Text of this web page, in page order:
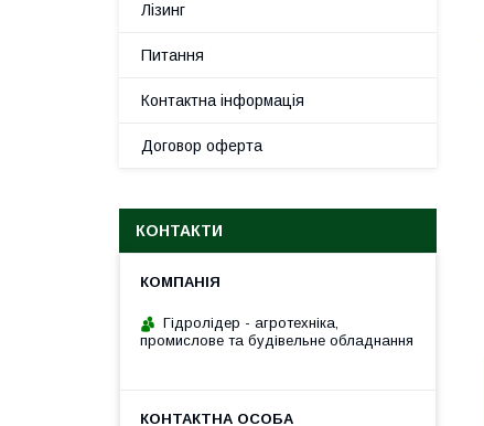
Лізинг
Питання
Контактна інформація
Договор оферта
КОНТАКТИ
Гідролідер - агротехніка,
промислове та будівельне обладнання